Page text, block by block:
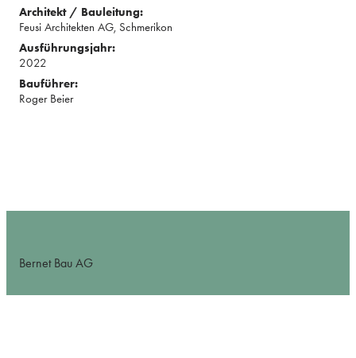
Architekt / Bauleitung:
Feusi Architekten AG, Schmerikon
Ausführungsjahr:
2022
Bauführer:
Roger Beier
Bernet Bau AG